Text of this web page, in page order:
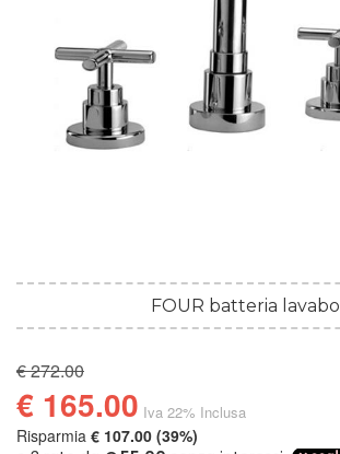
FOUR batteria lavabo
€ 272.00
€ 165.00 Iva 22% Inclusa
Risparmia € 107.00 (39%)